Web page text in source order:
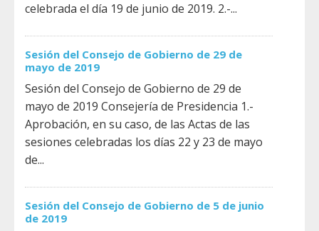
celebrada el día 19 de junio de 2019. 2.-...
Sesión del Consejo de Gobierno de 29 de
mayo de 2019
Sesión del Consejo de Gobierno de 29 de
mayo de 2019 Consejería de Presidencia 1.-
Aprobación, en su caso, de las Actas de las
sesiones celebradas los días 22 y 23 de mayo
de...
Sesión del Consejo de Gobierno de 5 de junio
de 2019